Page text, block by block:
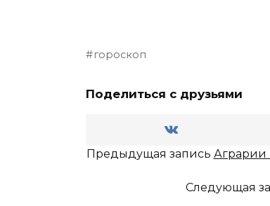
гороскоп
Поделиться с друзьями
Предыдущая запись Аграрии
Следующая